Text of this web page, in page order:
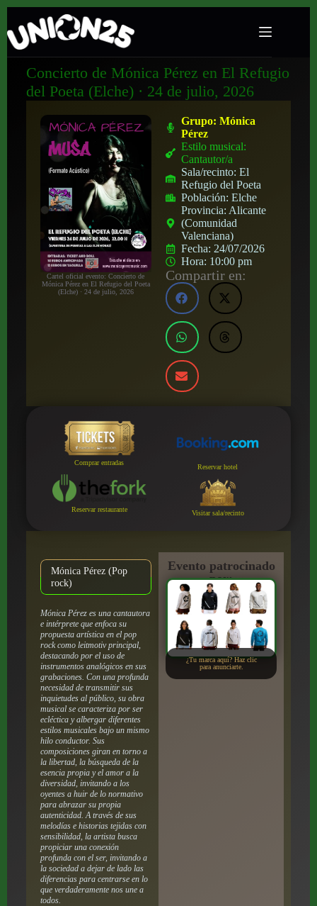
Concierto de Mónica Pérez en El Refugio
del Poeta (Elche) · 24 de julio, 2026
Cartel oficial evento: Concierto de
Mónica Pérez en El Refugio del Poeta
(Elche) · 24 de julio, 2026
Grupo:Mónica
Pérez
Estilo musical:
Cantautor/a
Sala/recinto:El
Refugio del Poeta
Población:Elche
Provincia: Alicante
(Comunidad
Valenciana)
Fecha: 24/07/2026
Hora: 10:00 pm
Compartir en:
Comprar entradas
Reservar hotel
Reservar restaurante Visitar sala/recinto
Mónica Pérez (Pop
rock)
Mónica Pérez es una cantautora
e intérprete que enfoca su
propuesta artística en el pop
rock como leitmotiv principal,
destacando por el uso de
instrumentos analógicos en sus
grabaciones. Con una profunda
necesidad de transmitir sus
inquietudes al público, su obra
musical se caracteriza por ser
ecléctica y albergar diferentes
estilos musicales bajo un mismo
hilo conductor. Sus
composiciones giran en torno a
la libertad, la búsqueda de la
esencia propia y el amor a la
diversidad, invitando a los
oyentes a huir de lo normativo
para abrazar su propia
autenticidad. A través de sus
melodías e historias tejidas con
sensibilidad, la artista busca
propiciar una conexión
profunda con el ser, invitando a
la sociedad a dejar de lado las
diferencias para centrarse en lo
que verdaderamente nos une a
todos.
Evento patrocinado
por:
¿Tu marca aquí? Haz clic
para anunciarte.